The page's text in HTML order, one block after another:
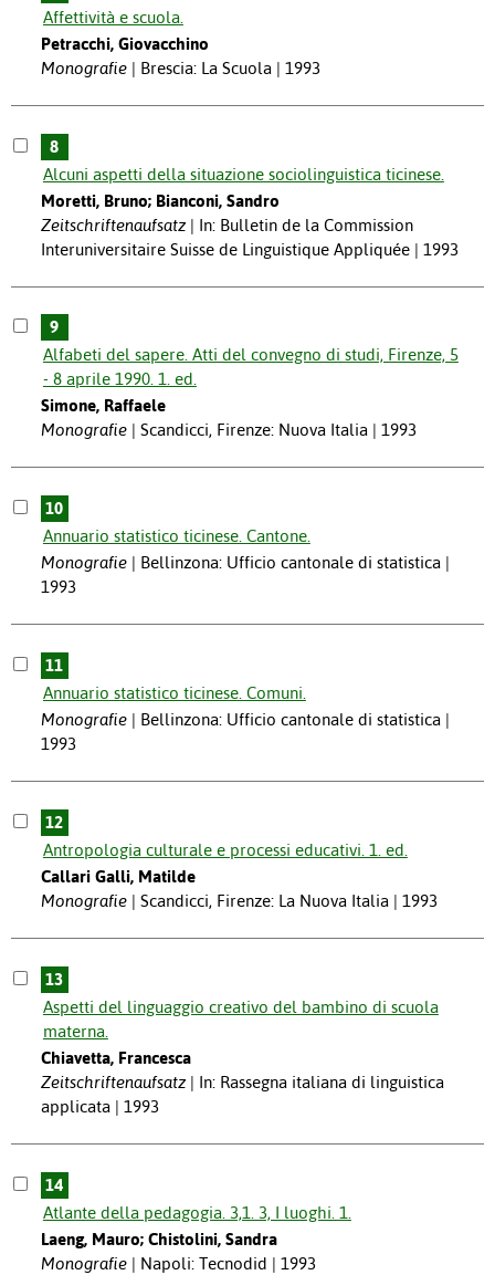
Affettività e scuola.
Petracchi, Giovacchino
Monografie
Brescia: La Scuola | 1993
8
Alcuni aspetti della situazione sociolinguistica ticinese.
Moretti, Bruno; Bianconi, Sandro
Zeitschriftenaufsatz
In: Bulletin de la Commission
Interuniversitaire Suisse de Linguistique Appliquée | 1993
9
Alfabeti del sapere. Atti del convegno di studi, Firenze, 5
- 8 aprile 1990. 1. ed.
Simone, Raffaele
Monografie
Scandicci, Firenze: Nuova Italia | 1993
10
Annuario statistico ticinese. Cantone.
Monografie
Bellinzona: Ufficio cantonale di statistica |
1993
11
Annuario statistico ticinese. Comuni.
Monografie
Bellinzona: Ufficio cantonale di statistica |
1993
12
Antropologia culturale e processi educativi. 1. ed.
Callari Galli, Matilde
Monografie
Scandicci, Firenze: La Nuova Italia | 1993
13
Aspetti del linguaggio creativo del bambino di scuola
materna.
Chiavetta, Francesca
Zeitschriftenaufsatz
In: Rassegna italiana di linguistica
applicata | 1993
14
Atlante della pedagogia. 3,1. 3, I luoghi. 1.
Laeng, Mauro; Chistolini, Sandra
Monografie
Napoli: Tecnodid | 1993